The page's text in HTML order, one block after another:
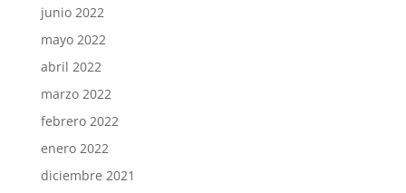
junio 2022
mayo 2022
abril 2022
marzo 2022
febrero 2022
enero 2022
diciembre 2021